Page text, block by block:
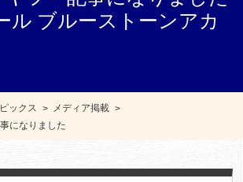
ル ブルーストーンアカ
ックス
メディア掲載
になりました